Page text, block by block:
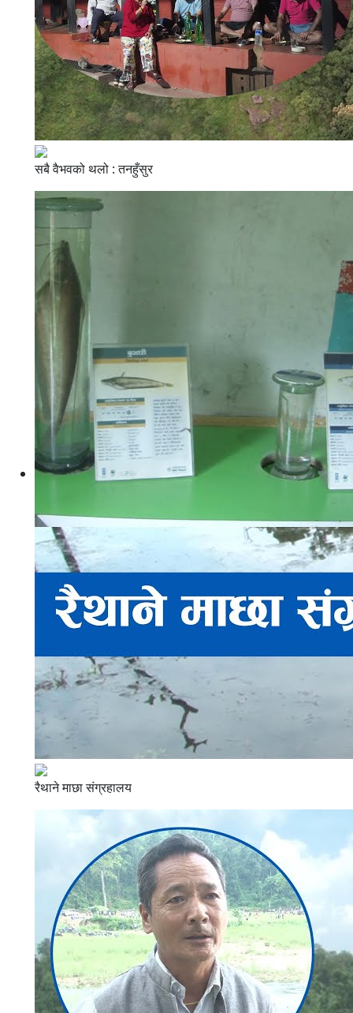
सबै वैभवको थलो : तनहुँसुर
रैथाने माछा संग्रहालय